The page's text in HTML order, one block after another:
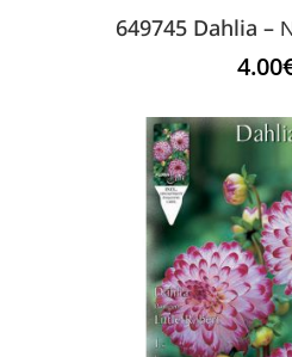
649745 Dahlia –
4.00